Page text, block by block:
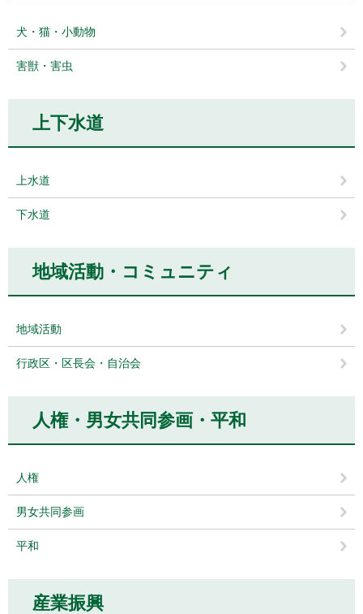
犬・猫・小動物
害獣・害虫
上下水道
上水道
下水道
地域活動・コミュニティ
地域活動
行政区・区長会・自治会
人権・男女共同参画・平和
人権
男女共同参画
平和
産業振興